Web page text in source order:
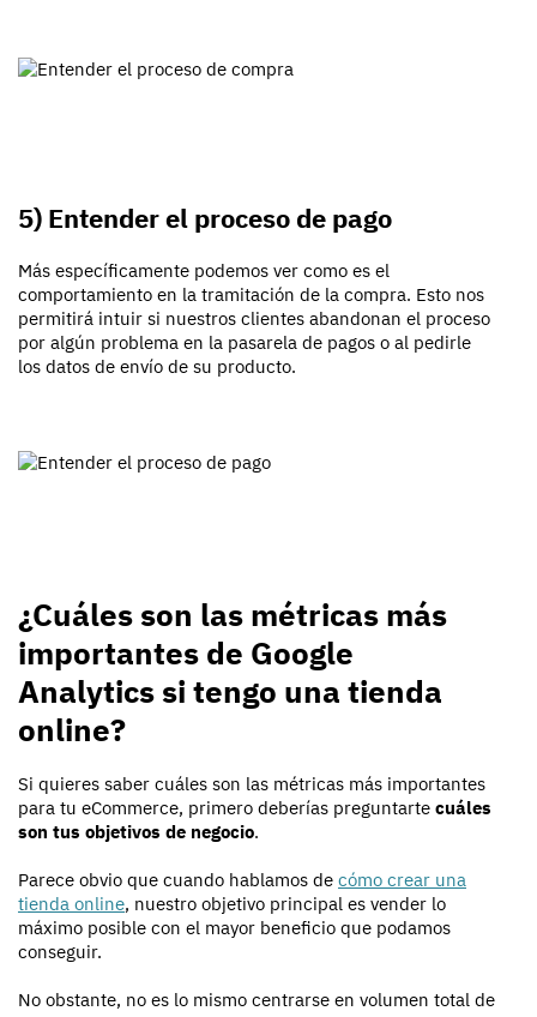
5) Entender el proceso de pago
Más específicamente podemos ver como es el
comportamiento en la tramitación de la compra. Esto nos
permitirá intuir si nuestros clientes abandonan el proceso
por algún problema en la pasarela de pagos o al pedirle
los datos de envío de su producto.
¿Cuáles son las métricas más
importantes de Google
Analytics si tengo una tienda
online?
Si quieres saber cuáles son las métricas más importantes
para tu eCommerce, primero deberías preguntarte cuáles
son tus objetivos de negocio.
Parece obvio que cuando hablamos de cómo crear una
tienda online, nuestro objetivo principal es vender lo
máximo posible con el mayor beneficio que podamos
conseguir.
No obstante, no es lo mismo centrarse en volumen total de